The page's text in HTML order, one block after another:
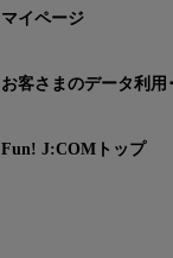
マイページ
お客さまのデータ利用
Fun! J:COMトップ